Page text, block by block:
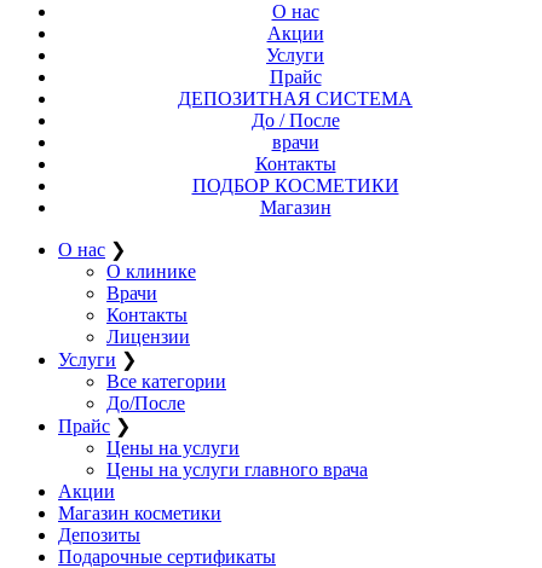
О нас
Акции
Услуги
Прайс
ДЕПОЗИТНАЯ СИСТЕМА
До / После
врачи
Контакты
ПОДБОР КОСМЕТИКИ
Магазин
О нас ❯
О клинике
Врачи
Контакты
Лицензии
Услуги ❯
Все категории
До/После
Прайс ❯
Цены на услуги
Цены на услуги главного врача
Акции
Магазин косметики
Депозиты
Подарочные сертификаты